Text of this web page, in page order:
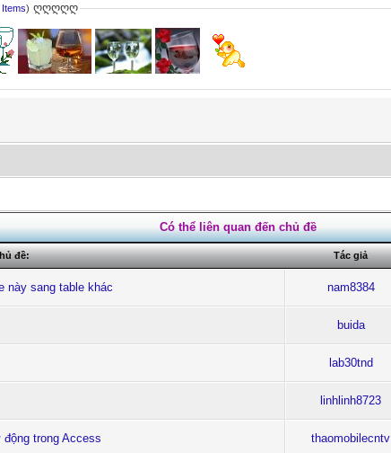
Items) ღღღღღ
Có thể liên quan đến chủ đề
đề: Tác giả
này sang table khác nam8384
buida
lab30tnd
linhlinh8723
trong Access thaomobilecntv